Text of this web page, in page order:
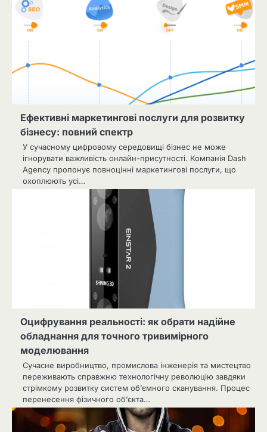
Ефективні маркетингові послуги для розвитку
бізнесу: повний спектр
У сучасному цифровому середовищі бізнес не може
ігнорувати важливість онлайн-присутності. Компанія Dash
Agency пропонує повноцінні маркетингові послуги, що
охоплюють усі…
Оцифрування реальності: як обрати надійне
обладнання для точного тривимірного
моделювання
Сучасне виробництво, промислова інженерія та мистецтво
переживають справжню технологічну революцію завдяки
стрімкому розвитку систем об’ємного сканування. Процес
перенесення фізичного об’єкта…